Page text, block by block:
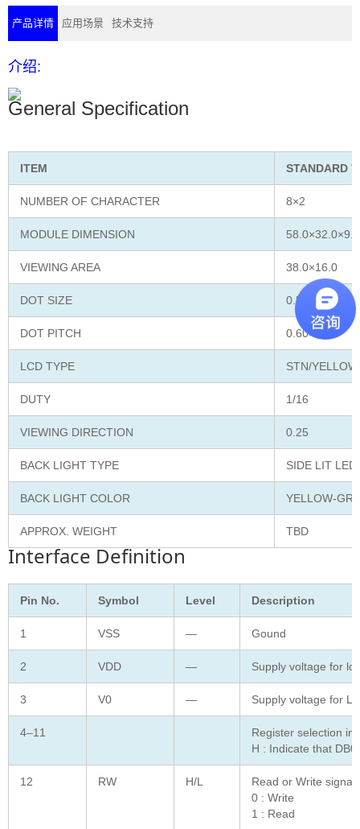
产品详情 应用场景 技术支持
介绍:
General Specification
ITEM STANDARD
NUMBER OF CHARACTER 8×2
MODULE DIMENSION 58.0×32.0×9.7
VIEWING AREA 38.0×16.0
DOT SIZE 0.55×0.65
DOT PITCH 0.60×0.70
LCD TYPE STN/
DUTY 1/16
VIEWING DIRECTION 0.25
BACK LIGHT TYPE SIDE LIT LED
BACK LIGHT COLOR YELLOW-
APPROX. WEIGHT TBD
Interface Definition
Pin No. Symbol Level Description
1 VSS — Gound
2 VDD — Supply voltage for
3 V0 — Supply voltage for
4–11
Register selection
H : Indicate that
12 RW H/L
Read or Write signal
0 : Write
1 : Read